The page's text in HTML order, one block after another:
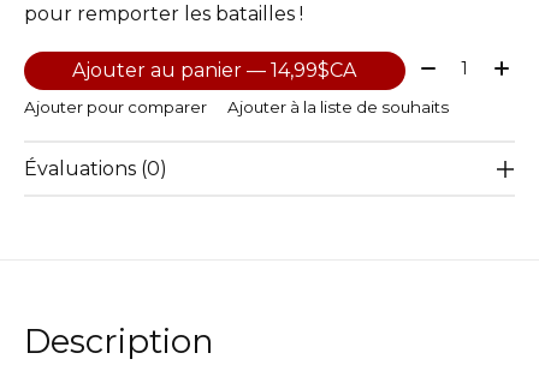
pour remporter les batailles !
Ajouter au panier — 14,99$CA Quantité:
Ajouter pour comparer Ajouter à la liste de souhaits
Évaluations (0)
Description